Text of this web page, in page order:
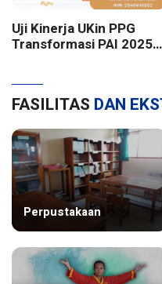
Uji Kinerja UKin PPG
Transformasi PAI 2025
FASILITAS DAN
Perpustakaan